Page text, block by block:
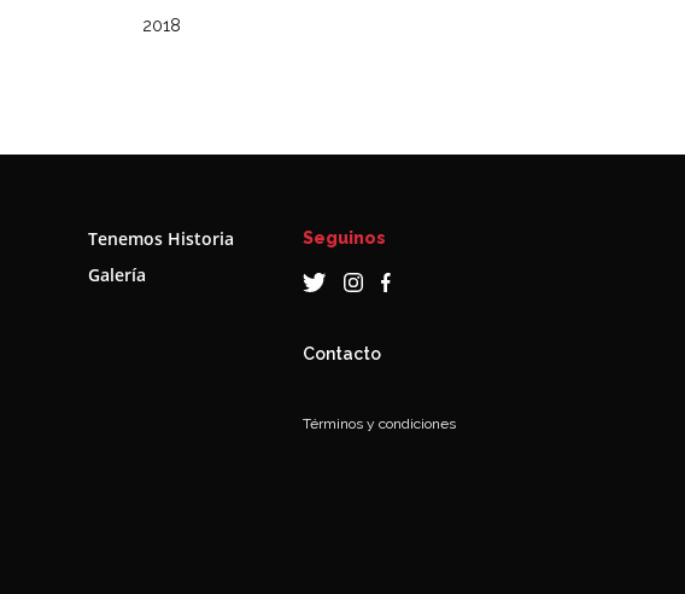
2018
Tenemos Historia
Galería
Seguinos
Contacto
Términos y condiciones